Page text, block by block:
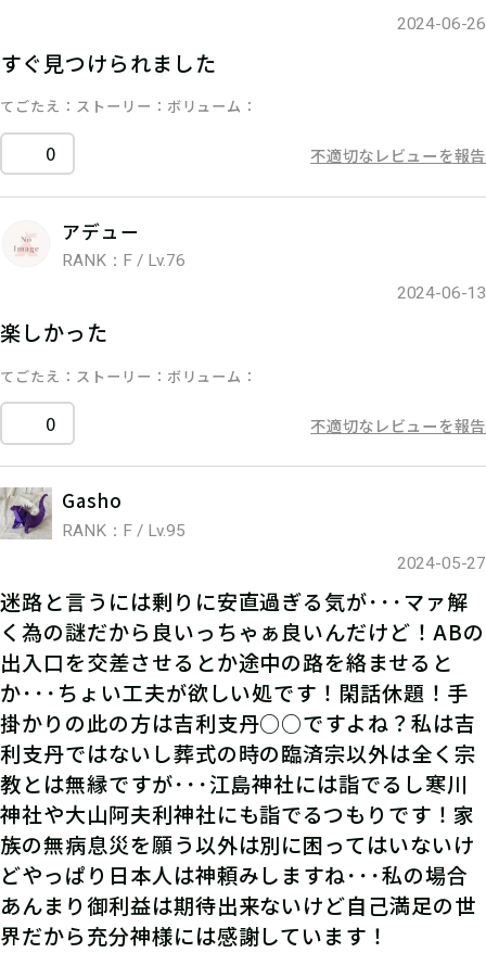
2024-06-26
すぐ見つけられました
てごたえ ストーリー ボリューム
0 不適切なレビューを報告
アデュー
RANK：F / Lv.76
2024-06-13
楽しかった
てごたえ ストーリー ボリューム
0 不適切なレビューを報告
Gasho
RANK：F / Lv.95
2024-05-27
迷路と言うには剰りに安直過ぎる気が･･･マァ解
く為の謎だから良いっちゃぁ良いんだけど！ABの
出入口を交差させるとか途中の路を絡ませると
か･･･ちょい工夫が欲しい処です！閑話休題！手
掛かりの此の方は吉利支丹○○ですよね？私は吉
利支丹ではないし葬式の時の臨済宗以外は全く宗
教とは無縁ですが･･･江島神社には詣でるし寒川
神社や大山阿夫利神社にも詣でるつもりです！家
族の無病息災を願う以外は別に困ってはいないけ
どやっぱり日本人は神頼みしますね･･･私の場合
あんまり御利益は期待出来ないけど自己満足の世
界だから充分神様には感謝しています！